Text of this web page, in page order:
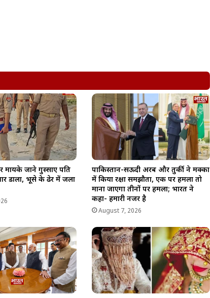
मायके जाने गुस्साए पति
डाला, भूसे के ढेर में जला
पाकिस्तान-सऊदी अरब और तुर्की ने मक्का
में किया रक्षा समझौता, एक पर हमला तो
माना जाएगा तीनों पर हमला; भारत ने
कहा- हमारी नजर है
August 7, 2026